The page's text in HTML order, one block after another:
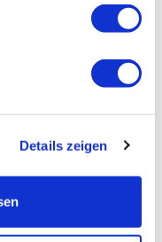
Details zeigen